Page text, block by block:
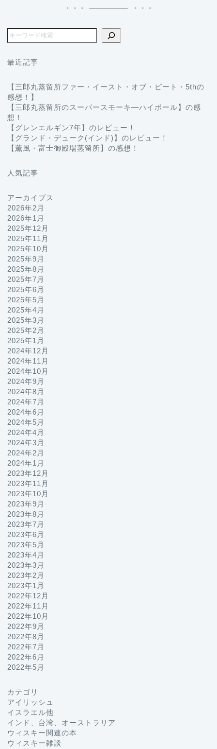
最近記事
【三郎丸蒸留所ファー・イースト・オブ・ピート・5thの
感想！】
【三郎丸蒸留所のスーパースモーキ―ハイボール】の感
想！
【グレンエルギン7年】のレビュー！
【グランド・デューク(インド)】のレビュー！
【薫風・富士御殿場蒸留所】の感想！
人気記事
アーカイブス
2026年2月
2026年1月
2025年12月
2025年11月
2025年10月
2025年9月
2025年8月
2025年7月
2025年6月
2025年5月
2025年4月
2025年3月
2025年2月
2025年1月
2024年12月
2024年11月
2024年10月
2024年9月
2024年8月
2024年7月
2024年6月
2024年5月
2024年4月
2024年3月
2024年2月
2024年1月
2023年12月
2023年11月
2023年10月
2023年9月
2023年8月
2023年7月
2023年6月
2023年5月
2023年4月
2023年3月
2023年2月
2023年1月
2022年12月
2022年11月
2022年10月
2022年9月
2022年8月
2022年7月
2022年6月
2022年5月
カテゴリ
アイリッシュ
イスラエル他
インド、台湾、オーストラリア
ウィスキー関連の本
ウィスキー雑談